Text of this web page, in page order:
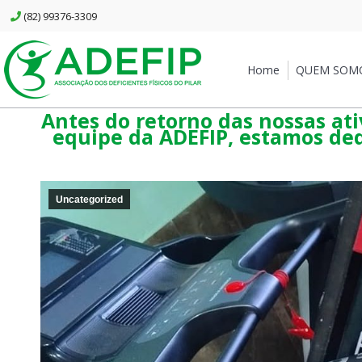
(82) 99376-3309
Home QUEM
Antes do retorno das nossas
equipe da ADEFIP, estamos
Uncategorized